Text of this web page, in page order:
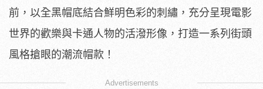
前，以全黑帽底結合鮮明色彩的刺繡，充分呈現電影
世界的歡樂與卡通人物的活潑形像，打造一系列街頭
風格搶眼的潮流帽款！
Advertisements